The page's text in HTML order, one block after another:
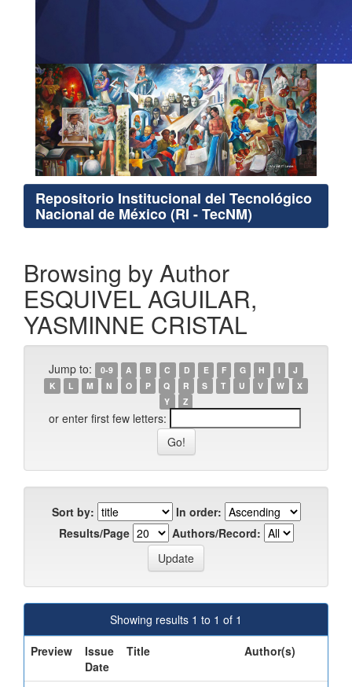
Repositorio Institucional del Tecnológico
Nacional de México (RI - TecNM)
Browsing by Author
ESQUIVEL AGUILAR,
YASMINNE CRISTAL
Jump to: 0-9 A B C D E F G H I
J
K
L M N O P Q R S T U V W
X
Y
Z
or enter first few letters:
Sort by:
In order:
Results/Page
Authors/Record:
Showing results 1 to 1 of 1
Preview
Issue
Date
Title Author(s)